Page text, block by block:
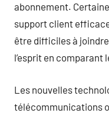
abonnement.
support client
être difficiles à
l’esprit en comparant
Les nouvelles
télécommunications